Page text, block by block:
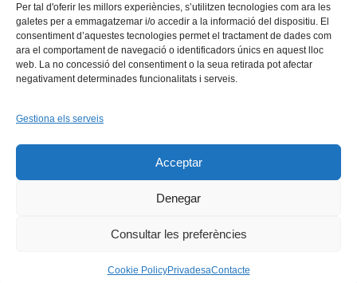
Per tal d'oferir les millors experiències, s’utilitzen tecnologies com ara les
galetes per a emmagatzemar i/o accedir a la informació del dispositiu. El
consentiment d’aquestes tecnologies permet el tractament de dades com
ara el comportament de navegació o identificadors únics en aquest lloc
web. La no concessió del consentiment o la seua retirada pot afectar
negativament determinades funcionalitats i serveis.
Gestiona els serveis
Acceptar
Denegar
Consultar les preferències
Cookie PolicyPrivadesaContacte
Instagram
Flickr
INICI QUI SOM
PROGRAMES
DESENVOLUPAMENT SOSTENIBLE
AVÍS LEGAL
Copyright © 2026 - Xarxa Vives d'Universitats